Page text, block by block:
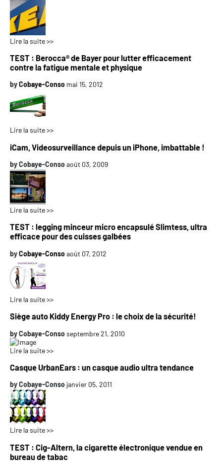
Lire la suite >>
TEST : Berocca® de Bayer pour lutter efficacement
contre la fatigue mentale et physique
byCobaye-Conso mai 15, 2012
Lire la suite >>
iCam, Videosurveillance depuis un iPhone, imbattable !
byCobaye-Consoaoût 03, 2009
Lire la suite >>
TEST : legging minceur micro encapsulé Slimtess, ultra
efficace pour des cuisses galbées
byCobaye-Consoaoût 07, 2012
Lire la suite >>
Siège auto Kiddy Energy Pro : le choix de la sécurité!
byCobaye-Consoseptembre 21, 2010
Lire la suite >>
Casque UrbanEars : un casque audio ultra tendance
byCobaye-Conso janvier 05, 2011
Lire la suite >>
TEST : Cig-Altern, la cigarette électronique vendue en
bureau de tabac